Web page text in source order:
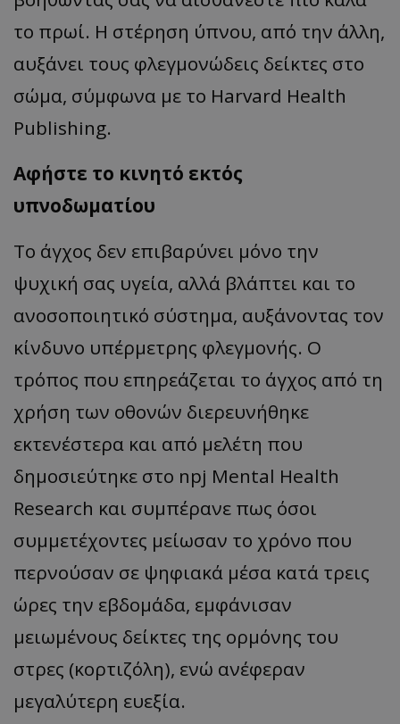
το πρωί. Η στέρηση ύπνου, από την άλλη,
αυξάνει τους φλεγμονώδεις δείκτες στο
σώμα, σύμφωνα με το Harvard Health
Publishing.
Αφήστε το κινητό εκτός
υπνοδωματίου
Το άγχος δεν επιβαρύνει μόνο την
ψυχική σας υγεία, αλλά βλάπτει και το
ανοσοποιητικό σύστημα, αυξάνοντας τον
κίνδυνο υπέρμετρης φλεγμονής. Ο
τρόπος που επηρεάζεται το άγχος από τη
χρήση των οθονών διερευνήθηκε
εκτενέστερα και από μελέτη που
δημοσιεύτηκε στο npj Mental Health
Research‌ και συμπέρανε πως όσοι
συμμετέχοντες μείωσαν το χρόνο που
περνούσαν σε ψηφιακά μέσα κατά τρεις
ώρες την εβδομάδα, εμφάνισαν
μειωμένους δείκτες της ορμόνης του
στρες (κορτιζόλη), ενώ ανέφεραν
μεγαλύτερη ευεξία.